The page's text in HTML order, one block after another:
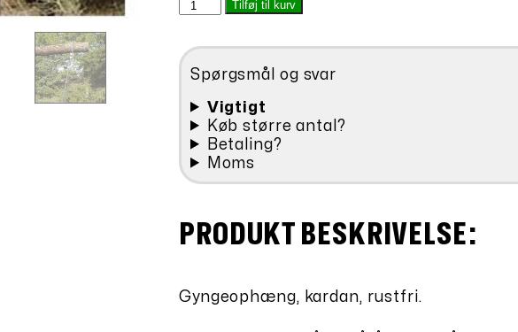
var:
Gyngeophæng
stk
antal
Tilføj til kurv
Spørgsmål og svar
Vigtigt
Køb større antal?
Betaling?
Moms
PRODUKT BESKRIVELSE:
Gyngeophæng, kardan, rustfri.